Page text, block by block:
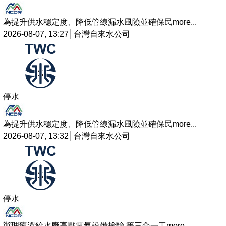
為提升供水穩定度、降低管線漏水風險並確保民more...
2026-08-07, 13:27│台灣自來水公司
停水
為提升供水穩定度、降低管線漏水風險並確保民more...
2026-08-07, 13:32│台灣自來水公司
停水